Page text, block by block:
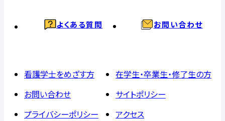
よくある質問 お問い合わせ
看護学士をめざす方
在学生・卒業生・修了生の方
お問い合わせ
サイトポリシー
プライバシーポリシー
アクセス